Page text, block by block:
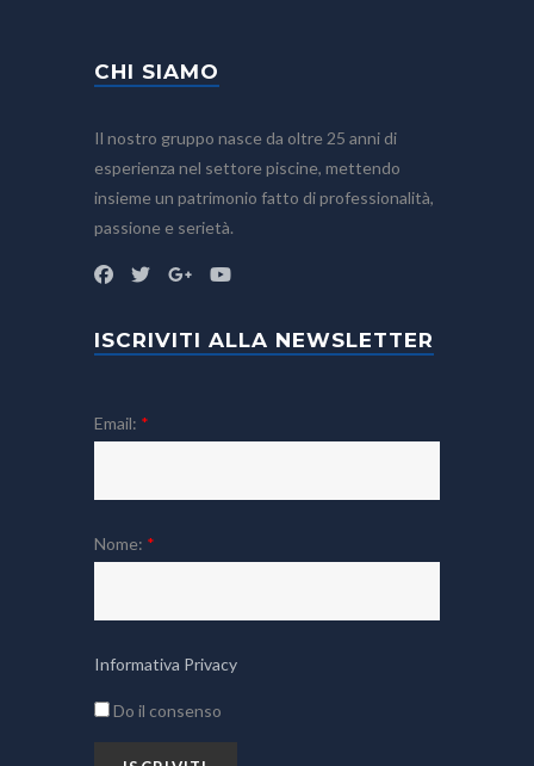
CHI SIAMO
Il nostro gruppo nasce da oltre 25 anni di
esperienza nel settore piscine, mettendo
insieme un patrimonio fatto di professionalità,
passione e serietà.
ISCRIVITI ALLA NEWSLETTER
Email: *
Nome: *
Informativa Privacy
Do il consenso